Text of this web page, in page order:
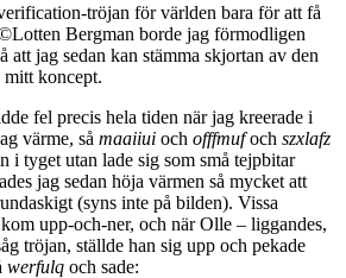
tröjan för världen bara för att få
Bergman borde jag förmodligen
att jag sedan kan stämma skjortan av den
koncept.
fel precis hela tiden när jag kreerade i
värme, så maaiiui och offfmufoch szxlafz
i tyget utan lade sig som små tejpbitar
jag sedan höja värmen så mycket att
(syns inte på bilden). Vissa
upp-och-ner, och när Olle – liggandes,
tröjan, ställde han sig upp och pekade
werfulq och sade: